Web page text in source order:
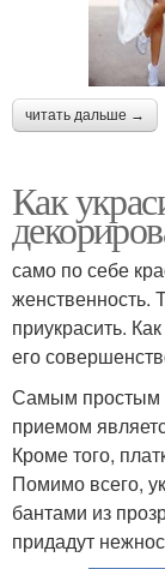
читать дальше →
Как
само по себе
женственность.
приукрасить.
его
Самым простым
приемом
Кроме того,
Помимо всего,
бантами из
придадут